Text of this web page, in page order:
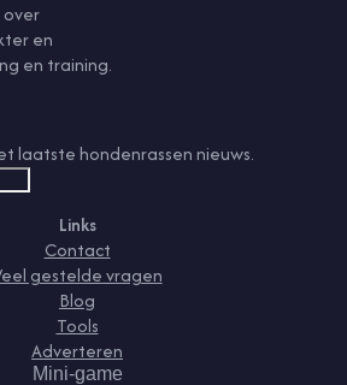
en
en training.
laatste hondenrassen nieuws.
Links
Contact
gestelde vragen
Blog
Tools
Adverteren
Mini-game